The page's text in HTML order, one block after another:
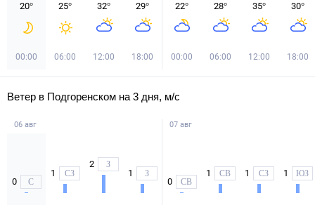
20°
00:00
25°
06:00
32°
12:00
29°
18:00
22°
00:00
28°
06:00
35°
12:00
30°
18:00
Ветер в Подгоренском на 3 дня, м/с
06 авг
0 С
1 СЗ
2 З
1 З
07 авг
0 СВ
1 СВ 1 СЗ 1 ЮЗ